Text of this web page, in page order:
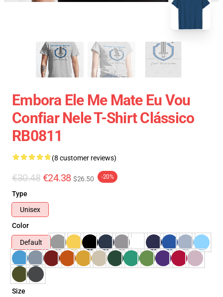
Embora Ele Me Mate Eu Vou
Confiar Nele T-Shirt Clássico
RB0811
(8 customer reviews)
€30.48 €24.38 $26.50 -20%
Type
Unisex
Color
Default
Size